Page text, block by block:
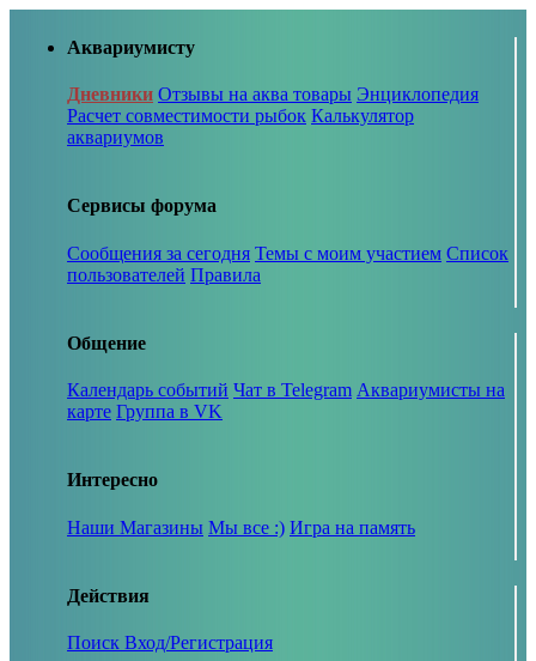
Аквариумисту
Дневники Отзывы на аква товары Энциклопедия
Расчет совместимости рыбок Калькулятор
аквариумов
Сервисы форума
Сообщения за сегодня Темы с моим участием Список
пользователей Правила
Общение
Календарь событий Чат в Telegram Аквариумисты на
карте Группа в VK
Интересно
Наши Магазины Мы все :) Игра на память
Действия
Поиск Вход/Регистрация